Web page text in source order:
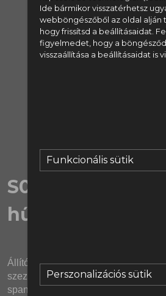
Ide bármikor visszatérhetsz
webböngészőből az oldal alján
hogy frissítsd a beállításaidat.
figyelmedet, hogy a
visszaállítása a beállításaidat is
Funkcionális sütik
Perszonalizációs sütik
A tartalom
S01E38 |
hűthetik a
Állítólag a VAR-szobában
szezon negyedik Clásicóján mégis a
spanyol bajnok.